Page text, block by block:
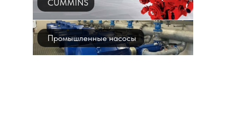
CUMMINS
Промышленные насосы